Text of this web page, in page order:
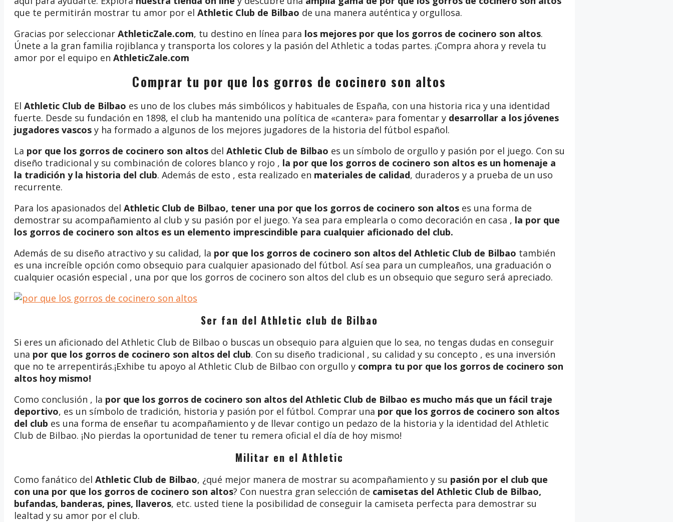
que te permitirán mostrar tu amor por el Athletic Club de Bilbao de una manera auténtica y orgullosa.
Gracias por seleccionar AthleticZale.com, tu destino en línea para los mejores por que los gorros de cocinero son altos.
Únete a la gran familia rojiblanca y transporta los colores y la pasión del Athletic a todas partes. ¡Compra ahora y revela tu
amor por el equipo en AthleticZale.com
Comprar tu por que los gorros de cocinero son altos
El Athletic Club de Bilbao es uno de los clubes más simbólicos y habituales de España, con una historia rica y una identidad
fuerte. Desde su fundación en 1898, el club ha mantenido una política de «cantera» para fomentar y desarrollar a los jóvenes
jugadores vascos y ha formado a algunos de los mejores jugadores de la historia del fútbol español.
La por que los gorros de cocinero son altos del Athletic Club de Bilbao es un símbolo de orgullo y pasión por el juego. Con su
diseño tradicional y su combinación de colores blanco y rojo , la por que los gorros de cocinero son altos es un homenaje a
la tradición y la historia del club. Además de esto , esta realizado en materiales de calidad, duraderos y a prueba de un uso
recurrente.
Para los apasionados del Athletic Club de Bilbao, tener una por que los gorros de cocinero son altos es una forma de
demostrar su acompañamiento al club y su pasión por el juego. Ya sea para emplearla o como decoración en casa , la por que
los gorros de cocinero son altos es un elemento imprescindible para cualquier aficionado del club.
Además de su diseño atractivo y su calidad, la por que los gorros de cocinero son altos del Athletic Club de Bilbao también
es una increíble opción como obsequio para cualquier apasionado del fútbol. Así sea para un cumpleaños, una graduación o
cualquier ocasión especial , una por que los gorros de cocinero son altos del club es un obsequio que seguro será apreciado.
Ser fan del Athletic club de Bilbao
Si eres un aficionado del Athletic Club de Bilbao o buscas un obsequio para alguien que lo sea, no tengas dudas en conseguir
una por que los gorros de cocinero son altos del club. Con su diseño tradicional , su calidad y su concepto , es una inversión
que no te arrepentirás.¡Exhibe tu apoyo al Athletic Club de Bilbao con orgullo y compra tu por que los gorros de cocinero son
altos hoy mismo!
Como conclusión , la por que los gorros de cocinero son altos del Athletic Club de Bilbao es mucho más que un fácil traje
deportivo, es un símbolo de tradición, historia y pasión por el fútbol. Comprar una por que los gorros de cocinero son altos
del club es una forma de enseñar tu acompañamiento y de llevar contigo un pedazo de la historia y la identidad del Athletic
Club de Bilbao. ¡No pierdas la oportunidad de tener tu remera oficial el día de hoy mismo!
Militar en el Athletic
Como fanático del Athletic Club de Bilbao, ¿qué mejor manera de mostrar su acompañamiento y su pasión por el club que
con una por que los gorros de cocinero son altos? Con nuestra gran selección de camisetas del Athletic Club de Bilbao,
bufandas, banderas, pines, llaveros, etc. usted tiene la posibilidad de conseguir la camiseta perfecta para demostrar su
lealtad y su amor por el club.